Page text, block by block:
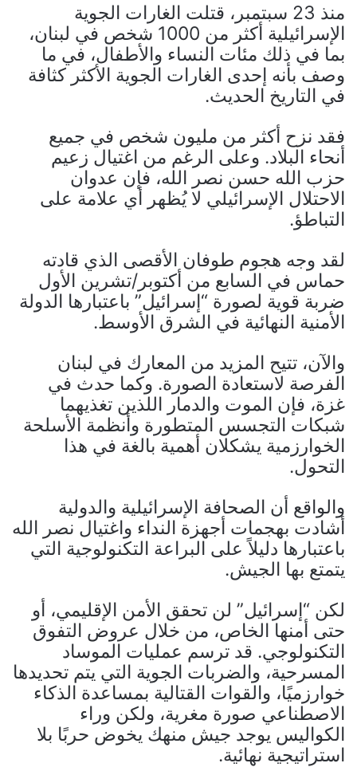
منذ 23 سبتمبر، قتلت الغارات الجوية
الإسرائيلية أكثر من 1000 شخص في لبنان،
بما في ذلك مئات النساء والأطفال، في ما
وصف بأنه إحدى الغارات الجوية الأكثر كثافة
في التاريخ الحديث.
فقد نزح أكثر من مليون شخص في جميع
أنحاء البلاد. وعلى الرغم من اغتيال زعيم
حزب الله حسن نصر الله، فإن عدوان
الاحتلال الإسرائيلي لا يُظهر أي علامة على
التباطؤ.
لقد وجه هجوم طوفان الأقصى الذي قادته
حماس في السابع من أكتوبر/تشرين الأول
ضربة قوية لصورة “إسرائيل” باعتبارها الدولة
الأمنية النهائية في الشرق الأوسط.
والآن، تتيح المزيد من المعارك في لبنان
الفرصة لاستعادة الصورة. وكما حدث في
غزة، فإن الموت والدمار اللذين تغذيهما
شبكات التجسس المتطورة وأنظمة الأسلحة
الخوارزمية يشكلان أهمية بالغة في هذا
التحول.
والواقع أن الصحافة الإسرائيلية والدولية
أشادت بهجمات أجهزة النداء واغتيال نصر الله
باعتبارها دليلاً على البراعة التكنولوجية التي
يتمتع بها الجيش.
لكن “إسرائيل” لن تحقق الأمن الإقليمي، أو
حتى أمنها الخاص، من خلال عروض التفوق
التكنولوجي. قد ترسم عمليات الموساد
المسرحية، والضربات الجوية التي يتم تحديدها
خوارزميًا، والقوات القتالية بمساعدة الذكاء
الاصطناعي صورة مغرية، ولكن وراء
الكواليس يوجد جيش منهك يخوض حربًا بلا
استراتيجية نهائية.